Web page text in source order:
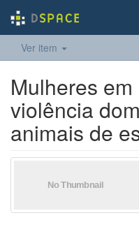
Ver item
Mulheres
violência
animais de